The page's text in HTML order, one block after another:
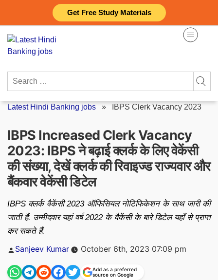
Get Free Study Materials
content
Search
Latest Hindi Banking jobs » IBPS Clerk Vacancy 2023
IBPS Increased Clerk Vacancy
2023: IBPS ने बढ़ाई क्लर्क के लिए वेकेंसी
की संख्या, देखें क्लर्क की रिवाइज्ड राज्यवार और
बैंकवार वेकेंसी डिटेल
IBPS क्लर्क वैकेंसी 2023 ऑफिसियल नोटिफिकेशन के साथ जारी की
जाती हैं. उम्मीदवार यहां वर्ष 2022 के वैकेंसी के बारे डिटेल यहाँ से प्राप्त
कर सकते हैं.
Posted
Sanjeev Kumar October 6th, 2023 07:09 pm
Add as a preferred
source on Google